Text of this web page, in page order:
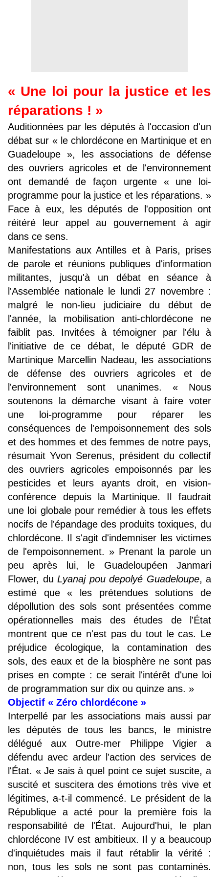
« Une loi pour la justice et les
réparations ! »
Auditionnées par les députés à l'occasion d'un
débat sur « le chlordécone en Martinique et en
Guadeloupe », les associations de défense
des ouvriers agricoles et de l'environnement
ont demandé de façon urgente « une loi-
programme pour la justice et les réparations. »
Face à eux, les députés de l'opposition ont
réitéré leur appel au gouvernement à agir
dans ce sens.
Manifestations aux Antilles et à Paris, prises
de parole et réunions publiques d'information
militantes, jusqu'à un débat en séance à
l'Assemblée nationale le lundi 27 novembre :
malgré le non-lieu judiciaire du début de
l'année, la mobilisation anti-chlordécone ne
faiblit pas. Invitées à témoigner par l'élu à
l'initiative de ce débat, le député GDR de
Martinique Marcellin Nadeau, les associations
de défense des ouvriers agricoles et de
l'environnement sont unanimes. « Nous
soutenons la démarche visant à faire voter
une loi-programme pour réparer les
conséquences de l'empoisonnement des sols
et des hommes et des femmes de notre pays,
résumait Yvon Serenus, président du collectif
des ouvriers agricoles empoisonnés par les
pesticides et leurs ayants droit, en vision-
conférence depuis la Martinique. Il faudrait
une loi globale pour remédier à tous les effets
nocifs de l'épandage des produits toxiques, du
chlordécone. Il s'agit d'indemniser les victimes
de l'empoisonnement. » Prenant la parole un
peu après lui, le Guadeloupéen Janmari
Flower, du Lyanaj pou depolyé Guadeloupe, a
estimé que « les prétendues solutions de
dépollution des sols sont présentées comme
opérationnelles mais des études de l'État
montrent que ce n'est pas du tout le cas. Le
préjudice écologique, la contamination des
sols, des eaux et de la biosphère ne sont pas
prises en compte : ce serait l'intérêt d'une loi
de programmation sur dix ou quinze ans. »
Objectif « Zéro chlordécone »
Interpellé par les associations mais aussi par
les députés de tous les bancs, le ministre
délégué aux Outre-mer Philippe Vigier a
défendu avec ardeur l'action des services de
l'État. « Je sais à quel point ce sujet suscite, a
suscité et suscitera des émotions très vive et
légitimes, a-t-il commencé. Le président de la
République a acté pour la première fois la
responsabilité de l'État. Aujourd'hui, le plan
chlordécone IV est ambitieux. Il y a beaucoup
d'inquiétudes mais il faut rétablir la vérité :
non, tous les sols ne sont pas contaminés.